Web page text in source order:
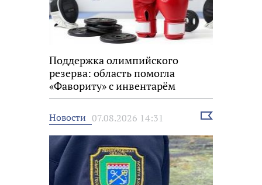
Поддержка олимпийского
резерва: область помогла
«Фавориту» с инвентарём
Новости 07.08.2026 14:31
Выбрать